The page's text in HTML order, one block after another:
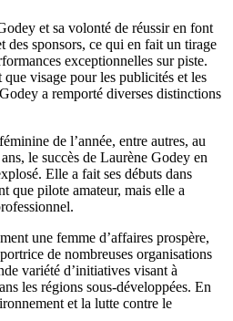
et sa volonté de réussir en font
des sponsors, ce qui en fait un tirage
exceptionnelles sur piste.
que visage pour les publicités et les
a remporté diverses distinctions
de l’année, entre autres, au
le succès de Laurène Godey en
Elle a fait ses débuts dans
que pilote amateur, mais elle a
une femme d’affaires prospère,
de nombreuses organisations
variété d’initiatives visant à
les régions sous-développées. En
et la lutte contre le